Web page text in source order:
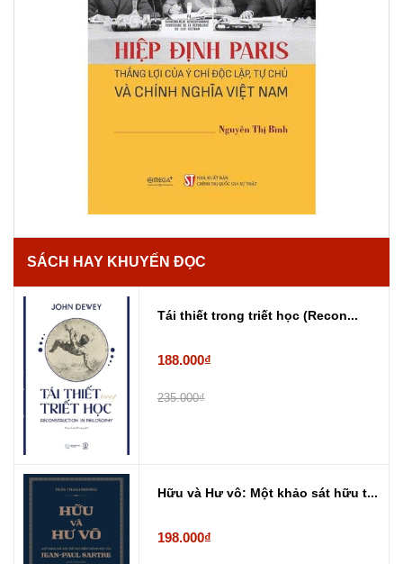
SÁCH HAY KHUYẾN ĐỌC
Tái thiết trong triết học (Recon...
188.000₫
235.000₫
Hữu và Hư vô: Một khảo sát hữu t...
198.000₫